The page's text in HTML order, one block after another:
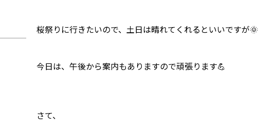
桜祭りに行きたいので、土日は晴れてくれるといいですが🌞
今日は、午後から案内もありますので頑張ります💪
さて、